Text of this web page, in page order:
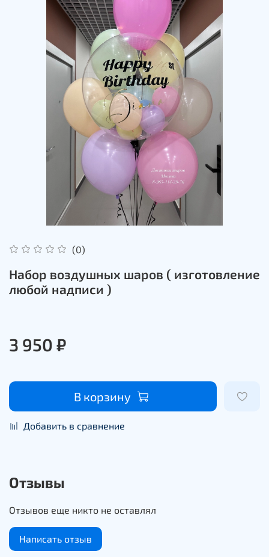
(0)
Набор воздушных шаров ( изготовление
любой надписи )
3 950 ₽
В корзину
Добавить в сравнение
Отзывы
Отзывов еще никто не оставлял
Написать отзыв